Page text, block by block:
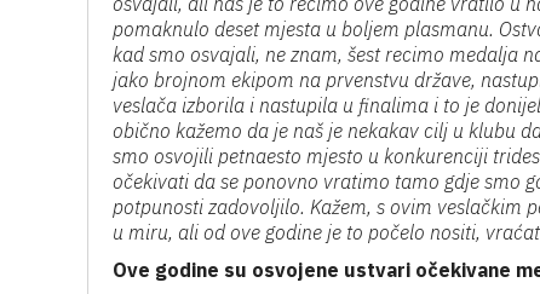
pomaknulo deset mjesta u boljem plasmanu.
kad smo osvajali, ne znam, šest recimo medalja
jako brojnom ekipom na prvenstvu države,
veslača izborila i nastupila u finalima i to je
obično kažemo da je naš je nekakav cilj u klubu
smo osvojili petnaesto mjesto u konkurenciji
očekivati da se ponovno vratimo tamo gdje smo
potpunosti zadovoljilo. Kažem, s ovim
u miru, ali od ove godine je to počelo nositi,
Ove godine su osvojene ustvari očekivane